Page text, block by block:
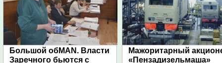
Большой обMAN. Власти
Заречного бьются с
Мажоритарный
«Пензадизельмаша»